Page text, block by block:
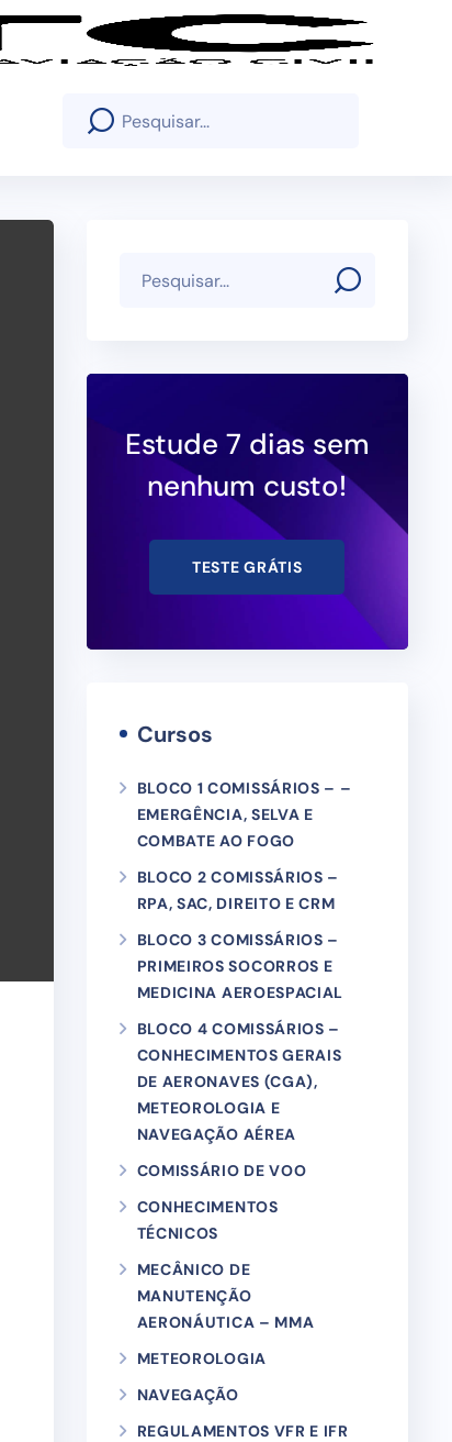
Estude 7 dias sem
nenhum custo!
TESTE GRÁTIS
Cursos
BLOCO 1 COMISSÁRIOS – –
EMERGÊNCIA, SELVA E
COMBATE AO FOGO
BLOCO 2 COMISSÁRIOS –
RPA, SAC, DIREITO E CRM
BLOCO 3 COMISSÁRIOS –
PRIMEIROS SOCORROS E
MEDICINA AEROESPACIAL
BLOCO 4 COMISSÁRIOS –
CONHECIMENTOS GERAIS
DE AERONAVES (CGA),
METEOROLOGIA E
NAVEGAÇÃO AÉREA
COMISSÁRIO DE VOO
CONHECIMENTOS
TÉCNICOS
MECÂNICO DE
MANUTENÇÃO
AERONÁUTICA – MMA
METEOROLOGIA
NAVEGAÇÃO
REGULAMENTOS VFR E IFR